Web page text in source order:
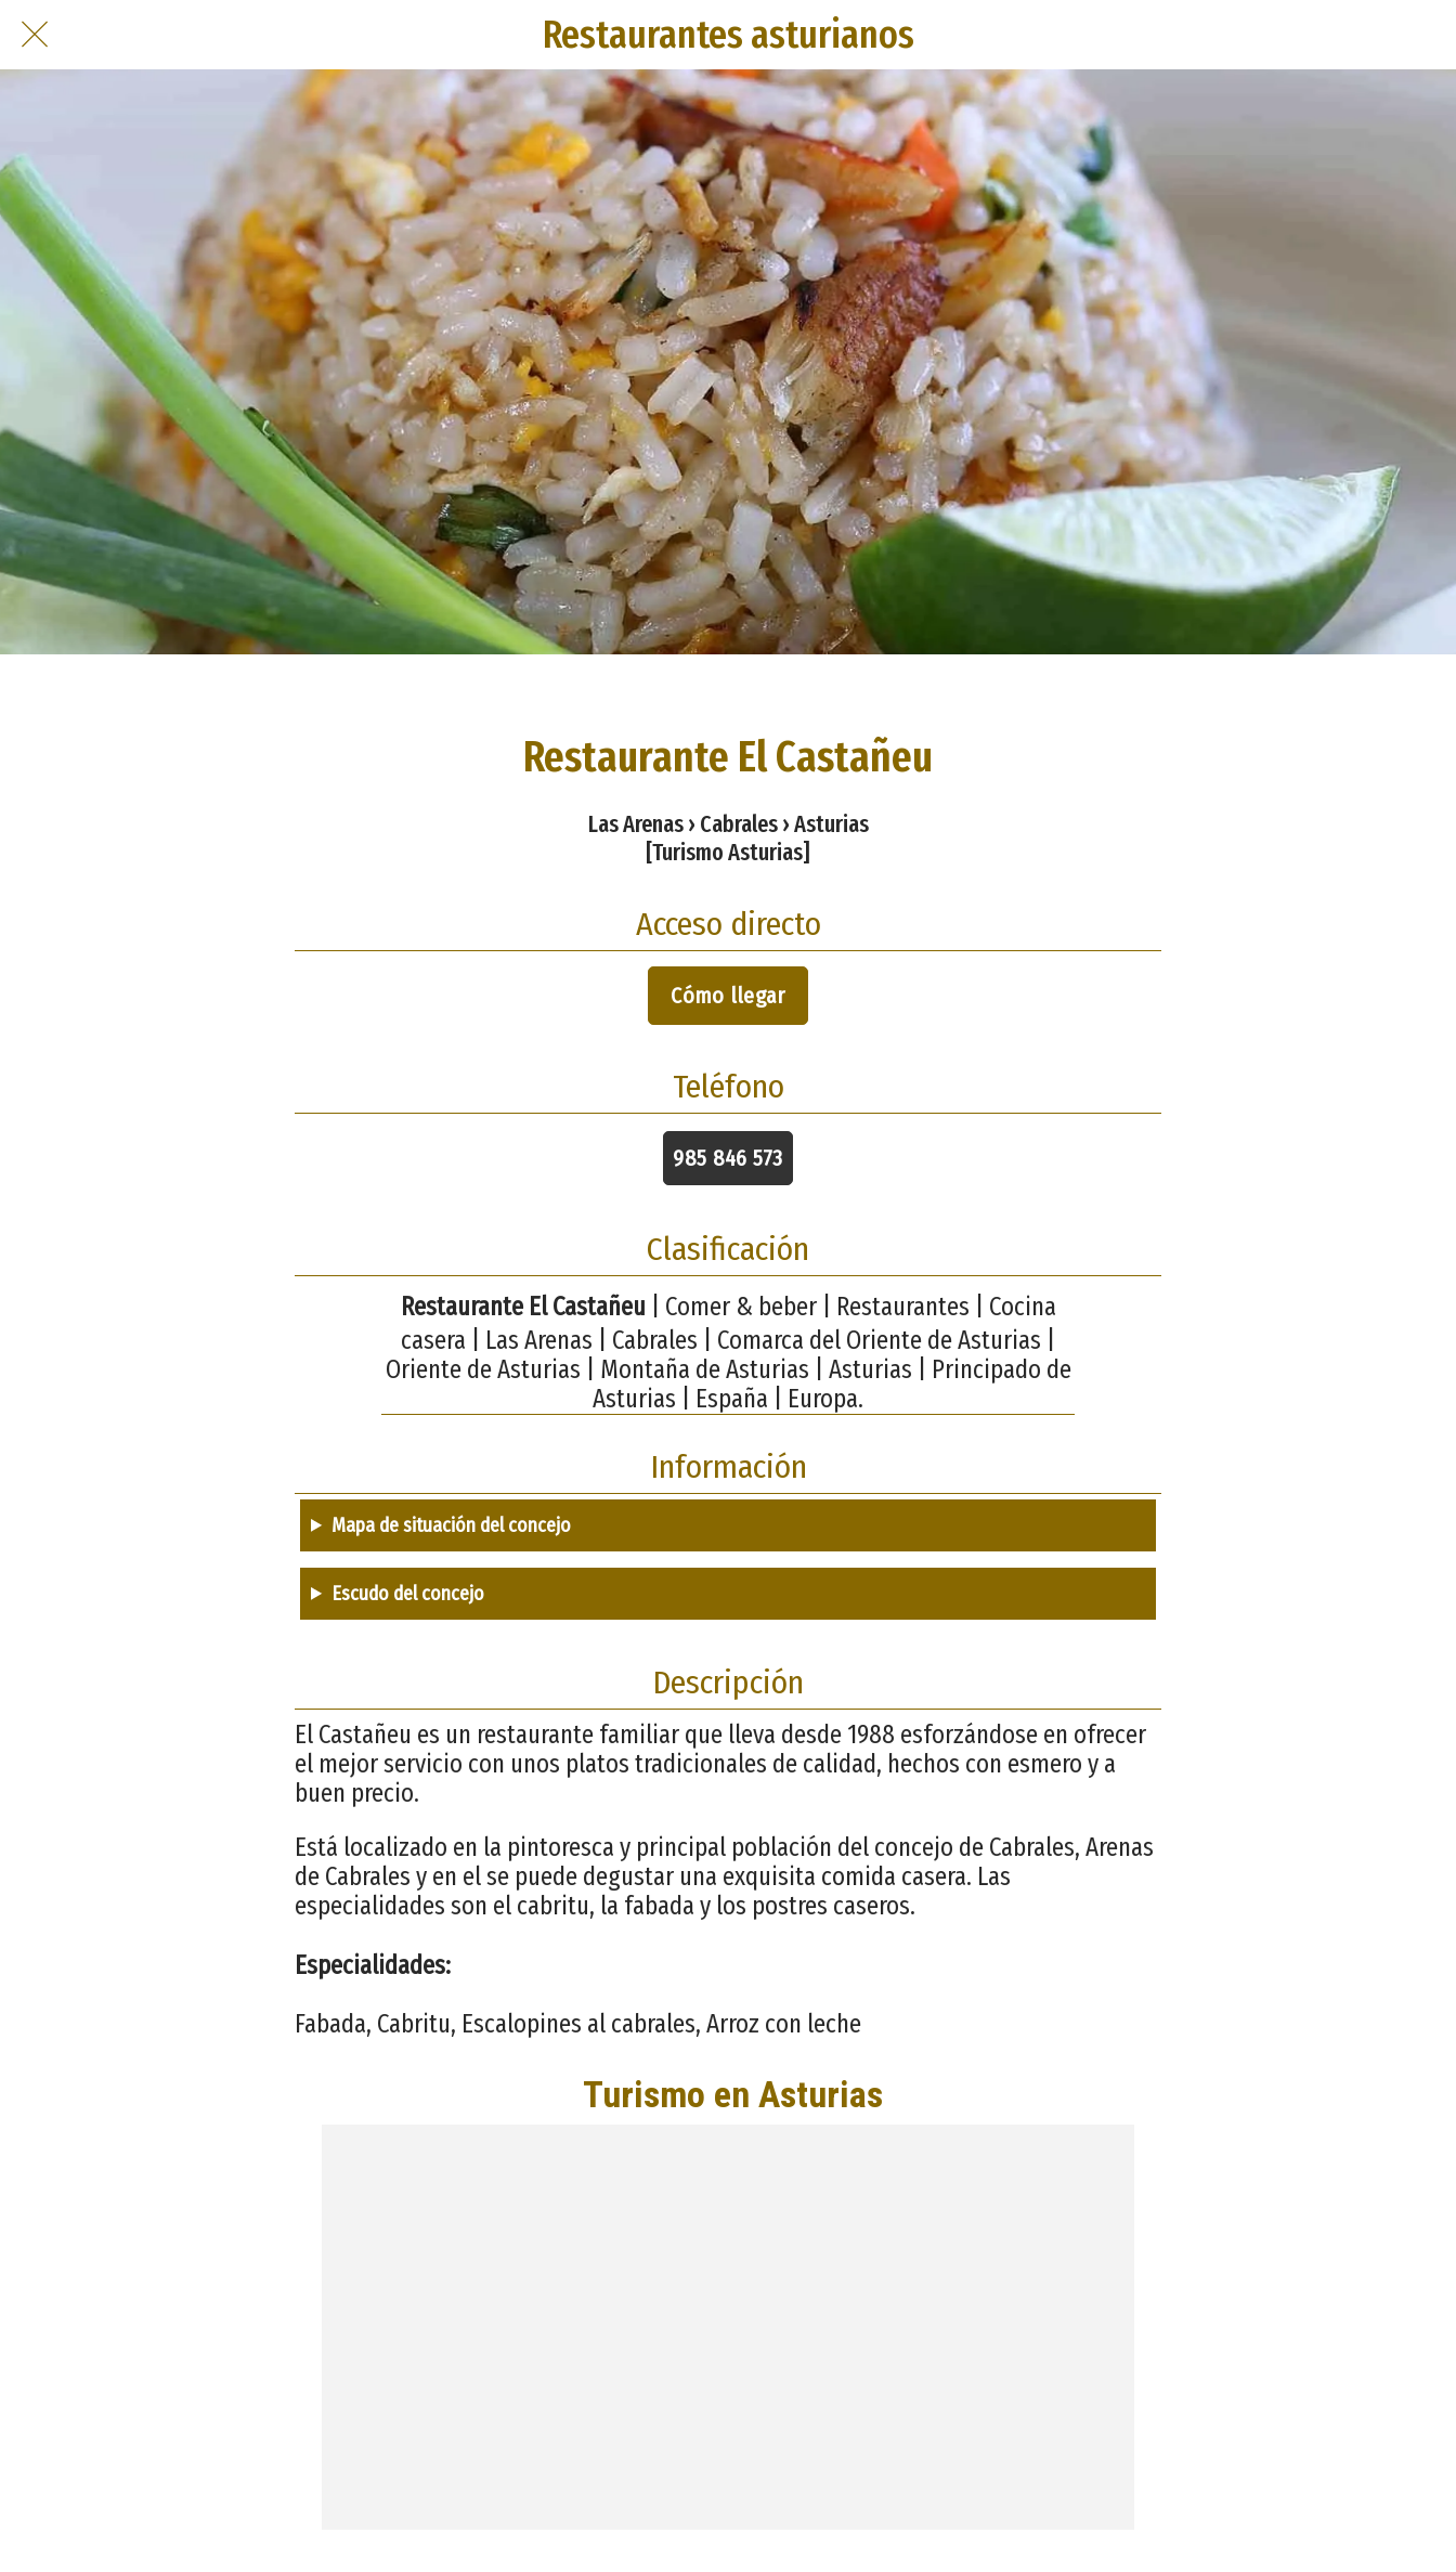
Restaurantes asturianos
Restaurante El Castañeu
Las Arenas › Cabrales › Asturias
[Turismo Asturias]
Acceso directo
Cómo llegar
Teléfono
985 846 573
Clasificación
Restaurante El Castañeu | Comer & beber | Restaurantes | Cocina
casera | Las Arenas | Cabrales | Comarca del Oriente de Asturias |
Oriente de Asturias | Montaña de Asturias | Asturias | Principado de
Asturias | España | Europa.
Información
Mapa de situación del concejo
Escudo del concejo
Descripción
El Castañeu es un restaurante familiar que lleva desde 1988 esforzándose en ofrecer
el mejor servicio con unos platos tradicionales de calidad, hechos con esmero y a
buen precio.
Está localizado en la pintoresca y principal población del concejo de Cabrales, Arenas
de Cabrales y en el se puede degustar una exquisita comida casera. Las
especialidades son el cabritu, la fabada y los postres caseros.
Especialidades:
Fabada, Cabritu, Escalopines al cabrales, Arroz con leche